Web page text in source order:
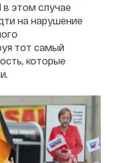
в этом случае
на нарушение
тот самый
которые